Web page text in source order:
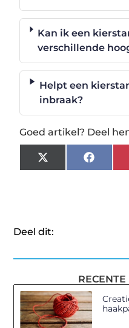
Kan ik een
verschillende
Helpt een
inbraak?
Goed artikel? Deel
X
(Twitter)
Deel dit: